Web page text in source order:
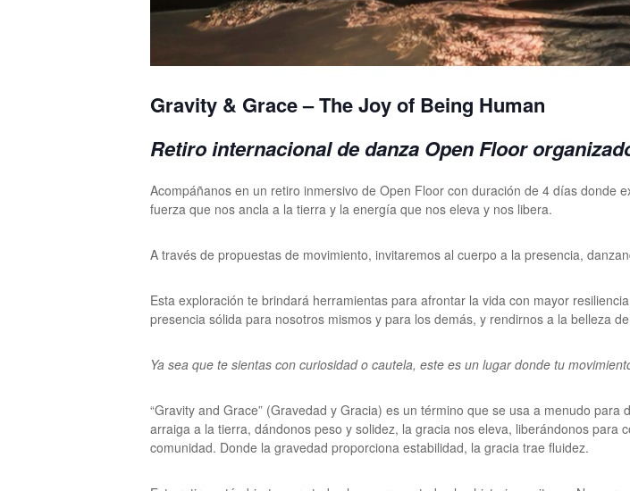
Gravity & Grace – The Joy of Being Human
Retiro internacional de danza Open Floor
Acompáñanos en un retiro inmersivo de Open Floor con duración de 4 días donde
fuerza que nos ancla a la tierra y la energía que nos eleva y nos libera.
A través de propuestas de movimiento, invitaremos al cuerpo a la presencia,
Esta exploración te brindará herramientas para afrontar la vida con mayor
presencia sólida para nosotros mismos y para los demás, y rendirnos a la belleza
Ya sea que te sientas con curiosidad o cautela, este es un lugar donde tu
“Gravity and Grace” (Gravedad y Gracia) es un término que se usa a menudo
arraiga a la tierra, dándonos peso y solidez, la gracia nos eleva, liberándonos
comunidad. Donde la gravedad proporciona estabilidad, la gracia trae fluidez.